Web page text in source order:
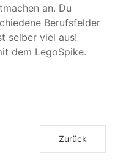
an. Du
Berufsfelder
selber viel aus!
dem LegoSpike.
Zurück